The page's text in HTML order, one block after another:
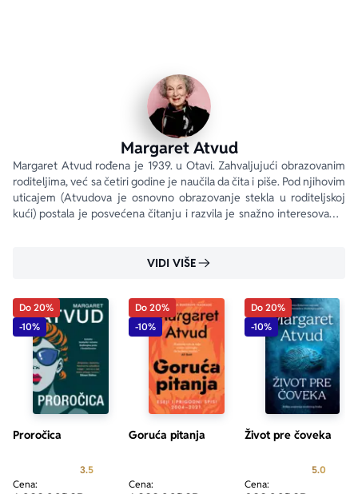
Margaret Atvud
Margaret Atvud rođena je 1939. u Otavi. Zahvaljujući obrazovanim
roditeljima, već sa četiri godine je naučila da čita i piše. Pod njihovim
uticajem (Atvudova je osnovno obrazovanje stekla u roditeljskoj
kući) postala je posvećena čitanju i razvila je snažno interesovanje
VIDI VIŠE
Do 20%
-10%
Proročica
3.5Prosecna ocena je 3.5 od 5
Cena:
Do 20%
-10%
Goruća pitanja
Cena:
Do 20%
-10%
Život pre čoveka
5.0
Cena: